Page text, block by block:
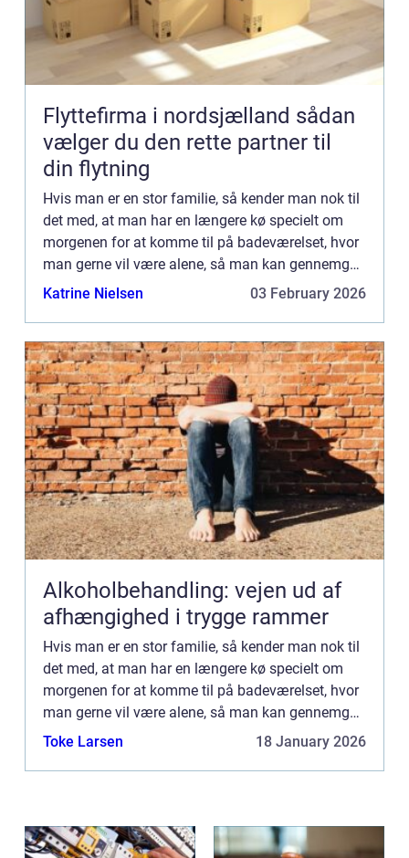
Flyttefirma i nordsjælland sådan
vælger du den rette partner til
din flytning
Hvis man er en stor familie, så kender man nok til
det med, at man har en længere kø specielt om
morgenen for at komme til på badeværelset, hvor
man gerne vil være alene, så man kan gennemgå
ens sædvanlige morgenrutine. Man er bare ikke
Katrine Nielsen 03 February 2026
Alkoholbehandling: vejen ud af
afhængighed i trygge rammer
Hvis man er en stor familie, så kender man nok til
det med, at man har en længere kø specielt om
morgenen for at komme til på badeværelset, hvor
man gerne vil være alene, så man kan gennemgå
ens sædvanlige morgenrutine. Man er bare ikke
Toke Larsen 18 January 2026